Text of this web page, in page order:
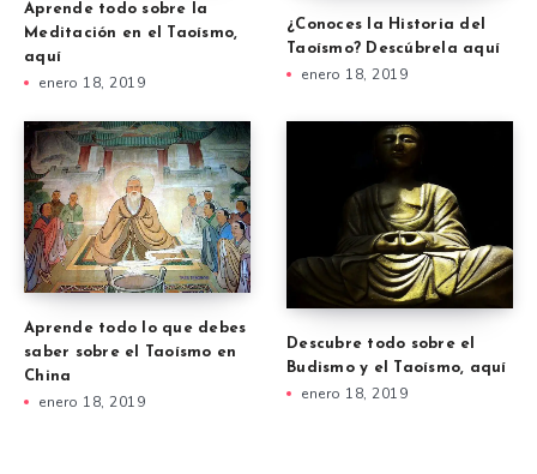
Aprende todo sobre la
Meditación en el Taoísmo,
aquí
enero 18, 2019
¿Conoces la Historia del
Taoísmo? Descúbrela aquí
enero 18, 2019
Aprende todo lo que debes
saber sobre el Taoísmo en
China
enero 18, 2019
Descubre todo sobre el
Budismo y el Taoísmo, aquí
enero 18, 2019